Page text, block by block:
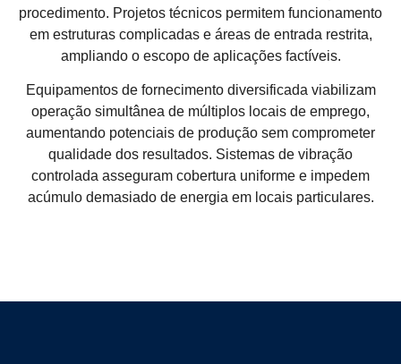
procedimento. Projetos técnicos permitem funcionamento
em estruturas complicadas e áreas de entrada restrita,
ampliando o escopo de aplicações factíveis.
Equipamentos de fornecimento diversificada viabilizam
operação simultânea de múltiplos locais de emprego,
aumentando potenciais de produção sem comprometer
qualidade dos resultados. Sistemas de vibração
controlada asseguram cobertura uniforme e impedem
acúmulo demasiado de energia em locais particulares.